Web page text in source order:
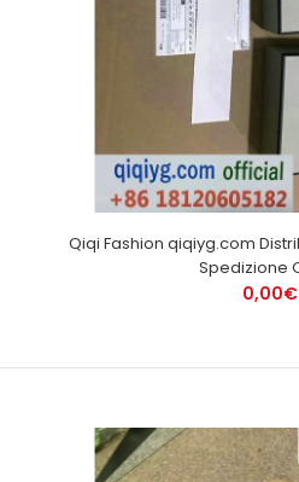
Qiqi Fashion qiqiyg.com
Spedizione
0,00€